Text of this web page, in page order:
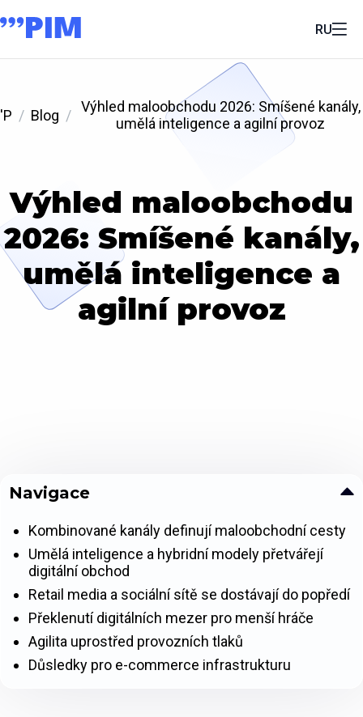
RU
'P Blog
Výhled maloobchodu 2026: Smíšené kanály,
umělá inteligence a agilní provoz
Výhled maloobchodu
2026: Smíšené kanály,
umělá inteligence a
agilní provoz
Navigace
Kombinované kanály definují maloobchodní cesty
Umělá inteligence a hybridní modely přetvářejí
digitální obchod
Retail media a sociální sítě se dostávají do popředí
Překlenutí digitálních mezer pro menší hráče
Agilita uprostřed provozních tlaků
Důsledky pro e-commerce infrastrukturu